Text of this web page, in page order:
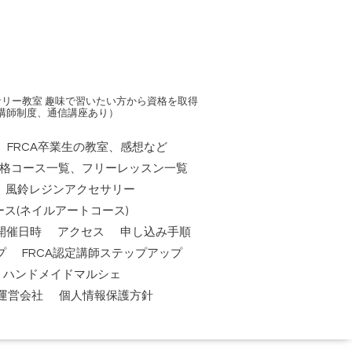
ー教室 趣味で習いたい方から資格を取得
制度、通信講座あり）
FRCA卒業生の教室、感想など
コース一覧、フリーレッスン一覧
風鈴レジンアクセサリー
(ネイルアートコース)
催日時
アクセス
申し込み手順
FRCA認定講師ステップアップ
ンドメイドマルシェ
営会社
個人情報保護方針